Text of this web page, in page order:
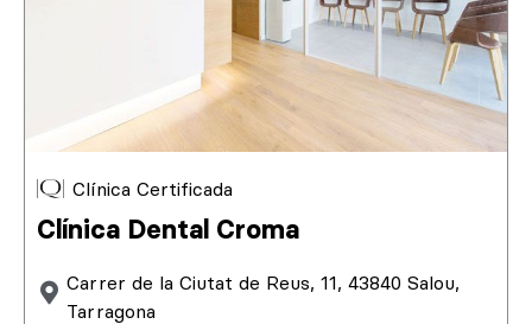
Clínica Certificada
Clínica Dental Croma
Carrer de la Ciutat de Reus, 11, 43840 Salou,
Tarragona